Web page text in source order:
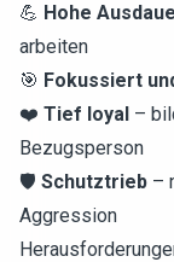
💪 Hohe
arbeiten
🎯 Fokussiert
❤️ Tief loyal –
Bezugsperson
🛡️ Schutztrieb –
Aggression